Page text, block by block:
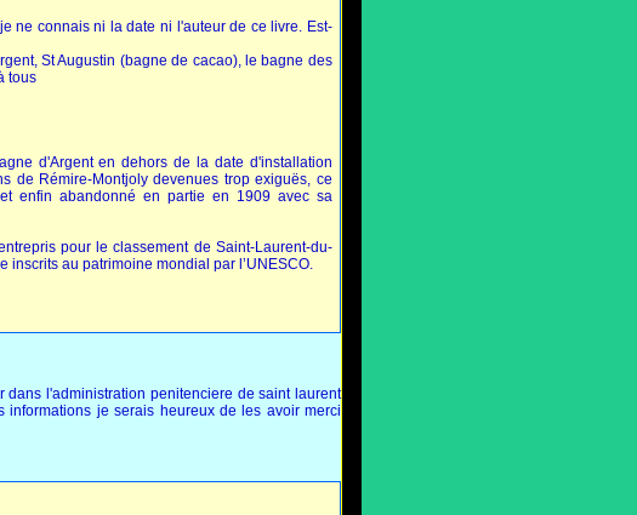
ne connais ni la date ni l'auteur de ce livre. Est-
St Augustin (bagne de cacao), le bagne des
tous
d'Argent en dehors de la date d'installation
de Rémire-Montjoly devenues trop exiguës, ce
enfin abandonné en partie en 1909 avec sa
pour le classement de Saint-Laurent-du-
inscrits au patrimoine mondial par l’UNESCO.
l'administration penitenciere de saint laurent
je serais heureux de les avoir merci